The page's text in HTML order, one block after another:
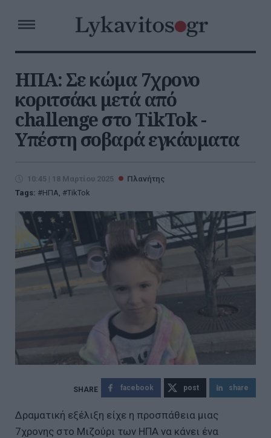
ΗΠΑ: Σε κώμα 7χρονο
κοριτσάκι μετά από
challenge στο TikTok -
Υπέστη σοβαρά εγκάυματα
10:45 | 18 Μαρτίου 2025
Πλανήτης
Tags:
ΗΠΑ, TikTok
facebook post share
Δραματική εξέλιξη είχε η προσπάθεια μιας
7χρονης στο Μιζούρι των ΗΠΑ να κάνει ένα